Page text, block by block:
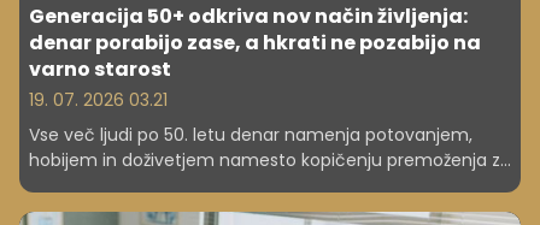
Generacija 50+ odkriva nov način življenja:
denar porabijo zase, a hkrati ne pozabijo na
varno starost
19. 07. 2026 03.21
Vse več ljudi po 50. letu denar namenja potovanjem,
hobijem in doživetjem namesto kopičenju premoženja za
dediče. A strokovnjaki opozarjajo: uživanje danes ne sme
ogroziti finančne varnosti jutri.